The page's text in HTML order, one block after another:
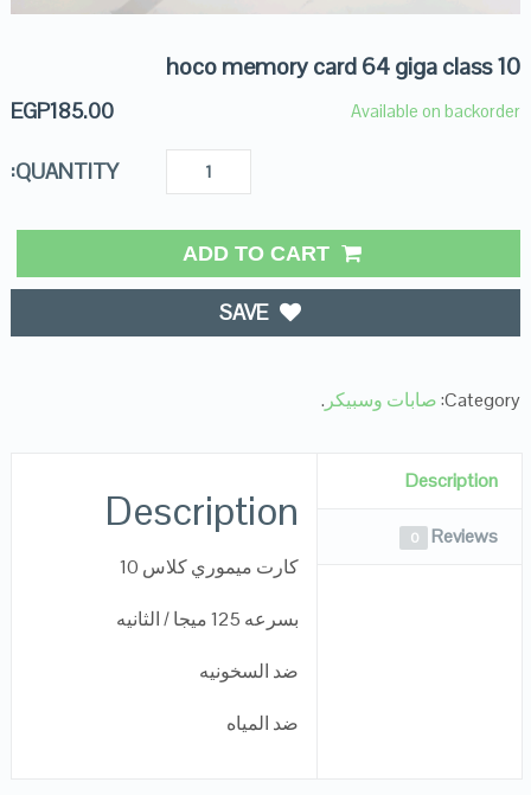
hoco memory card 64 giga class 10
EGP185.00 Available on backorder
QUANTITY:
ADD TO CART
SAVE
Category: صابات وسبيكر .
Description
Reviews
0
Description
كارت ميموري كلاس 10
بسرعه 125 ميجا / الثانيه
ضد السخونيه
ضد المياه